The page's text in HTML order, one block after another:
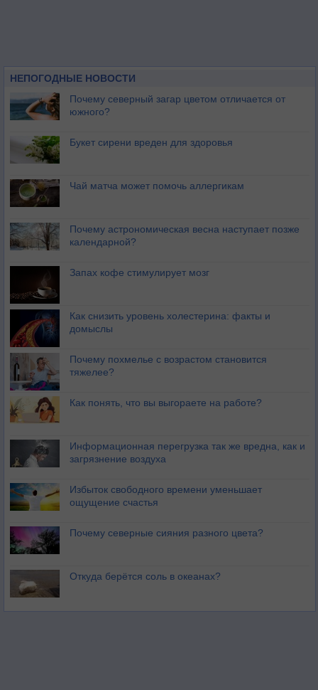
НЕПОГОДНЫЕ НОВОСТИ
Почему северный загар цветом отличается от
южного?
Букет сирени вреден для здоровья
Чай матча может помочь аллергикам
Почему астрономическая весна наступает позже
календарной?
Запах кофе стимулирует мозг
Как снизить уровень холестерина: факты и
домыслы
Почему похмелье с возрастом становится
тяжелее?
Как понять, что вы выгораете на работе?
Информационная перегрузка так же вредна, как и
загрязнение воздуха
Избыток свободного времени уменьшает
ощущение счастья
Почему северные сияния разного цвета?
Откуда берётся соль в океанах?